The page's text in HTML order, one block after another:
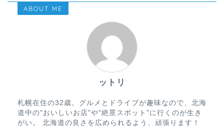
ABOUT ME
ットリ
札幌在住の32歳。グルメとドライブが趣味なので、北海
道中の"おいしいお店"や"絶景スポット"に行くのが生き
がい。 北海道の良さを広められるよう、頑張ります！